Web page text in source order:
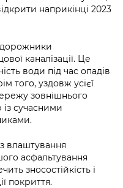
наприкінці 2023
дорожники
каналізації. Це
води під час опадів
того, уздовж усієї
зовнішнього
сучасними
влаштування
асфальтування
зносостійкість і
покриття.